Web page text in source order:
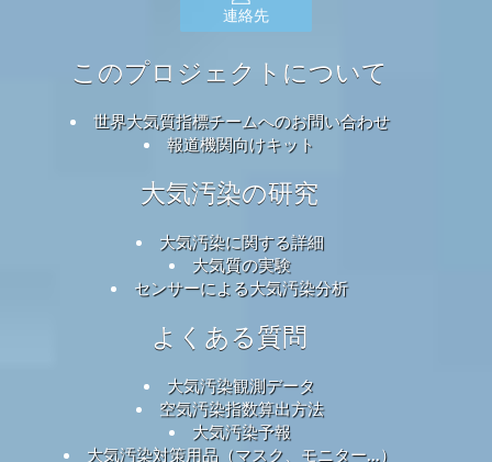
連絡先
このプロジェクトについて
世界大気質指標チームへのお問い合わせ
報道機関向けキット
大気汚染の研究
大気汚染に関する詳細
大気質の実験
センサーによる大気汚染分析
よくある質問
大気汚染観測データ
空気汚染指数算出方法
大気汚染予報
大気汚染対策用品（マスク、モニター...）